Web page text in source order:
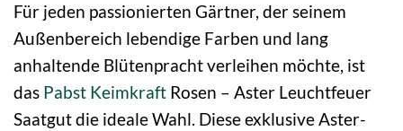
Für jeden passionierten Gärtner, der seinem
Außenbereich lebendige Farben und lang
anhaltende Blütenpracht verleihen möchte, ist
das Pabst Keimkraft Rosen – Aster Leuchtfeuer
Saatgut die ideale Wahl. Diese exklusive Aster-